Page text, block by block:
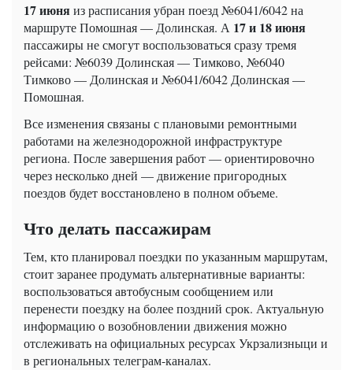
17 июняиз расписания убран поезд №6041/6042 на
маршруте Помошная — Долинская. А 17 и 18 июня
пассажиры не смогут воспользоваться сразу тремя
рейсами: №6039 Долинская — Тимково, №6040
Тимково — Долинская и №6041/6042 Долинская —
Помошная.
Все изменения связаны с плановыми ремонтными
работами на железнодорожной инфраструктуре
региона. После завершения работ — ориентировочно
через несколько дней — движение пригородных
поездов будет восстановлено в полном объеме.
Что делать пассажирам
Тем, кто планировал поездки по указанным маршрутам,
стоит заранее продумать альтернативные варианты:
воспользоваться автобусным сообщением или
перенести поездку на более поздний срок. Актуальную
информацию о возобновлении движения можно
отслеживать на официальных ресурсах Укрзализныци и
в региональных телеграм-каналах.